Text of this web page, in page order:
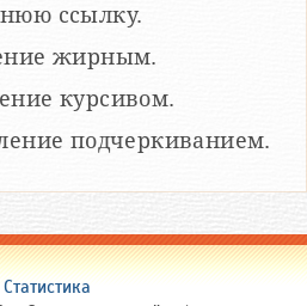
ссылку.
жирным.
курсивом.
подчеркиванием.
Статистика